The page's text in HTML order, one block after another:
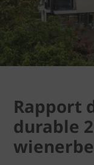
Rapport
durable